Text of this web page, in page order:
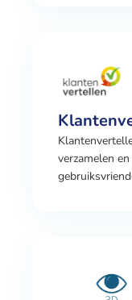
verzamelen